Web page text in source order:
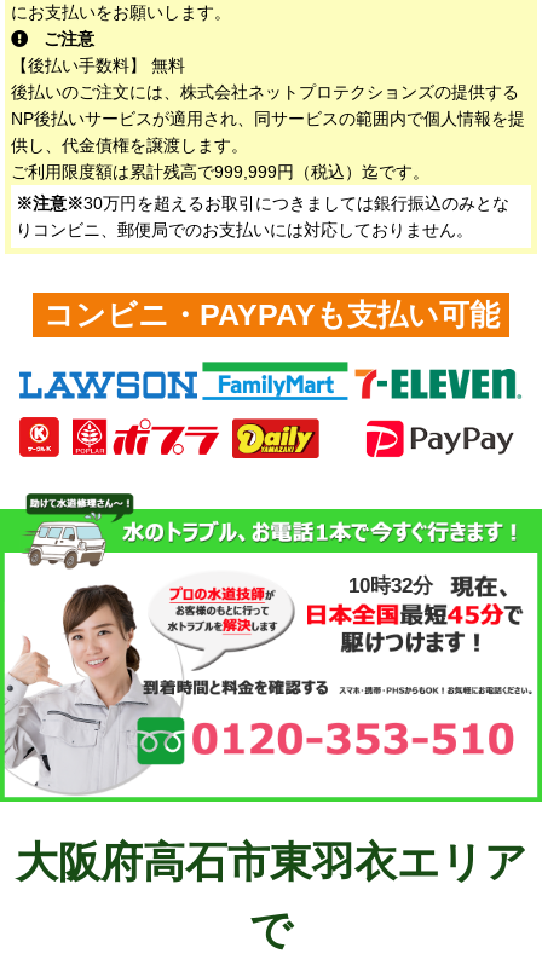
にお支払いをお願いします。
ご注意
【後払い手数料】 無料
後払いのご注文には、株式会社ネットプロテクションズの提供する
NP後払いサービスが適用され、同サービスの範囲内で個人情報を提
供し、代金債権を譲渡します。
ご利用限度額は累計残高で999,999円（税込）迄です。
※注意※30万円を超えるお取引につきましては銀行振込のみとな
りコンビニ、郵便局でのお支払いには対応しておりません。
コンビニ・PAYPAYも支払い可能
10時32分
大阪府高石市東羽衣エリア
で